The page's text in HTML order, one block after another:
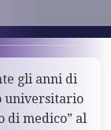
gli anni di
universitario
di medico” al